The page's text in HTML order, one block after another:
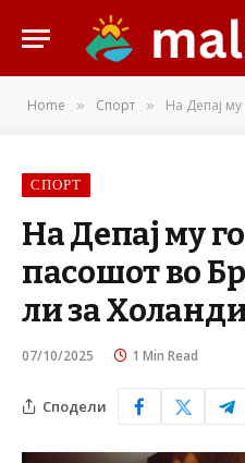
Home » Спорт » На Депај му го
СПОРТ
На Депај му
пасошот во
ли за
07/10/2025 1 Min Read
Сподели